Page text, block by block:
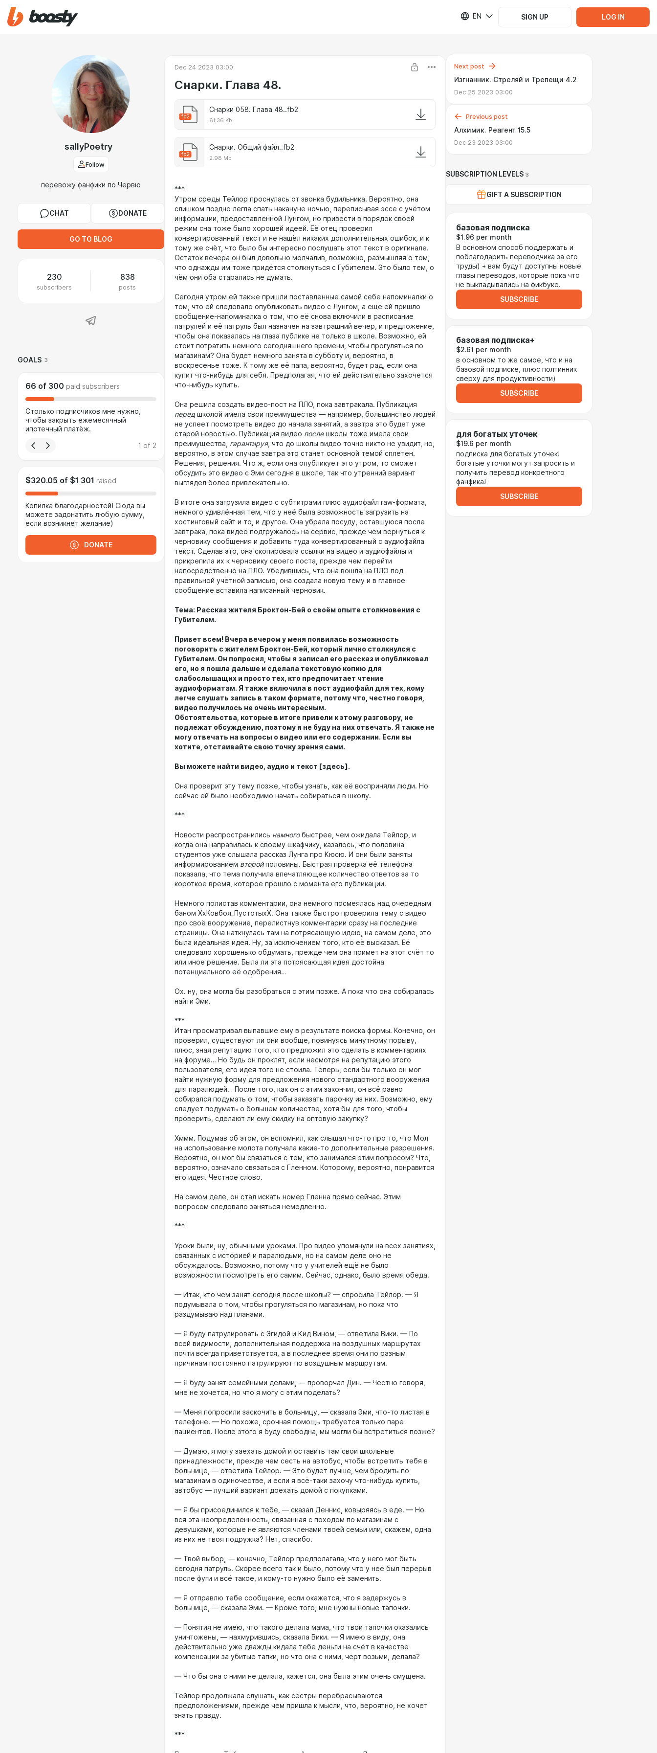
EN SIGN UP LOG IN
sallyPoetry
Follow
перевожу фанфики по Червю
CHAT DONATE
GO TO BLOG
230
subscribers
838
posts
GOALS 3
66 of 300 paid subscribers
Столько подписчиков мне нужно,
чтобы закрыть ежемесячный
ипотечный платёж.
1 of 2
$320.05 of $1 301 raised
Копилка благодарностей! Сюда вы
можете задонатить любую сумму,
если возникнет желание)
DONATE
Dec 24 2023 03:00
Снарки. Глава 48.
fb2
Снарки 058. Глава 48..fb2
61.36 Kb
fb2
Снарки. Общий файл..fb2
2.98 Mb
***
Утром среды Тейлор проснулась от звонка будильника. Вероятно, она
слишком поздно легла спать накануне ночью, переписывая эссе с учётом
информации, предоставленной Лунгом, но привести в порядок своей
режим сна тоже было хорошей идеей. Её отец проверил
конвертированный текст и не нашёл никаких дополнительных ошибок, и к
тому же счёт, что было бы интересно послушать этот текст в оригинале.
Остаток вечера он был довольно молчалив, возможно, размышляя о том,
что однажды им тоже придётся столкнуться с Губителем. Это было тем, о
чём они оба старались не думать.
Сегодня утром ей также пришли поставленные самой себе напоминалки о
том, что ей следовало опубликовать видео с Лунгом, а ещё ей пришло
сообщение-напоминалка о том, что её снова включили в расписание
патрулей и её патруль был назначен на завтрашний вечер, и предложение,
чтобы она показалась на глаза публике не только в школе. Возможно, ей
стоит потратить немного сегодняшнего времени, чтобы прогуляться по
магазинам? Она будет немного занята в субботу и, вероятно, в
воскресенье тоже. К тому же её папа, вероятно, будет рад, если она
купит что-нибудь для себя. Предполагая, что ей действительно захочется
что-нибудь купить.
Она решила создать видео-пост на ПЛО, пока завтракала. Публикация
перед школой имела свои преимущества — например, большинство людей
не успеет посмотреть видео до начала занятий, а завтра это будет уже
старой новостью. Публикация видео послешколы тоже имела свои
преимущества, гарантируя, что до школы видео точно никто не увидит, но,
вероятно, в этом случае завтра это станет основной темой сплетен.
Решения, решения. Что ж, если она опубликует это утром, то сможет
обсудить это видео с Эми сегодня в школе, так что утренний вариант
выглядел более привлекательно.
В итоге она загрузила видео с субтитрами плюс аудиофайл raw-формата,
немного удивлённая тем, что у неё была возможность загрузить на
хостинговый сайт и то, и другое. Она убрала посуду, оставшуюся после
завтрака, пока видео подгружалось на сервис, прежде чем вернуться к
черновику сообщения и добавить туда конвертированный с аудиофайла
текст. Сделав это, она скопировала ссылки на видео и аудиофайлы и
прикрепила их к черновику своего поста, прежде чем перейти
непосредственно на ПЛО. Убедившись, что она вошла на ПЛО под
правильной учётной записью, она создала новую тему и в главное
сообщение вставила написанный черновик.
Тема: Рассказ жителя Броктон-Бей о своём опыте столкновения с
Губителем.
Привет всем! Вчера вечером у меня появилась возможность
поговорить с жителем Броктон-Бей, который лично столкнулся с
Губителем. Он попросил, чтобы я записал его рассказ и опубликовал
его, но я пошла дальше и сделала текстовую копию для
слабослышащих и просто тех, кто предпочитает чтение
аудиоформатам. Я также включила в пост аудиофайл для тех, кому
легче слушать запись в таком формате, потому что, честно говоря,
видео получилось не очень интересным.
Обстоятельства, которые в итоге привели к этому разговору, не
подлежат обсуждению, поэтому я не буду на них отвечать. Я также не
могу отвечать на вопросы о видео или его содержании. Если вы
хотите, отстаивайте свою точку зрения сами.
Вы можете найти видео, аудио и текст [здесь].
Она проверит эту тему позже, чтобы узнать, как её восприняли люди. Но
сейчас ей было необходимо начать собираться в школу.
***
Новости распространились намногобыстрее, чем ожидала Тейлор, и
когда она направилась к своему шкафчику, казалось, что половина
студентов уже слышала рассказ Лунга про Кюсю. И они были заняты
информированием второйполовины. Быстрая проверка её телефона
показала, что тема получила впечатляющее количество ответов за то
короткое время, которое прошло с момента его публикации.
Немного полистав комментарии, она немного посмеялась над очередным
баном ХхКовбоя_ПустотыxX. Она также быстро проверила тему с видео
про своё вооружение, перелистнув комментарии сразу на последние
страницы. Она наткнулась там на потрясающую идею, на самом деле, это
была идеальная идея. Ну, за исключением того, кто её высказал. Её
следовало хорошенько обдумать, прежде чем она примет на этот счёт то
или иное решение. Была ли эта потрясающая идея достойна
потенциального её одобрения…
Ох. ну, она могла бы разобраться с этим позже. А пока что она собиралась
найти Эми.
***
Итан просматривал выпавшие ему в результате поиска формы. Конечно, он
проверил, существуют ли они вообще, повинуясь минутному порыву,
плюс, зная репутацию того, кто предложил это сделать в комментариях
на форуме… Но будь он проклят, если несмотря на репутацию этого
пользователя, его идея того не стоила. Теперь, если бы только он мог
найти нужную форму для предложения нового стандартного вооружения
для паралюдей… После того, как он с этим закончит, он всё равно
собирался подумать о том, чтобы заказать парочку из них. Возможно, ему
следует подумать о большем количестве, хотя бы для того, чтобы
проверить, сделают ли ему скидку на оптовую закупку?
Хммм. Подумав об этом, он вспомнил, как слышал что-то про то, что Мол
на использование молота получала какие-то дополнительные разрешения.
Вероятно, он мог бы связаться с тем, кто занимался этим вопросом? Что,
вероятно, означало связаться с Гленном. Которому, вероятно, понравится
его идея. Честное слово.
На самом деле, он стал искать номер Гленна прямо сейчас. Этим
вопросом следовало заняться немедленно.
***
Уроки были, ну, обычными уроками. Про видео упомянули на всех занятиях,
связанных с историей и паралюдьми, но на самом деле оно не
обсуждалось. Возможно, потому что у учителей ещё не было
возможности посмотреть его самим. Сейчас, однако, было время обеда.
— Итак, кто чем занят сегодня после школы? — спросила Тейлор. — Я
подумывала о том, чтобы прогуляться по магазинам, но пока что
раздумываю над планами.
— Я буду патрулировать с Эгидой и Кид Вином, — ответила Вики. — По
всей видимости, дополнительная поддержка на воздушных маршрутах
почти всегда приветствуется, а в последнее время они по разным
причинам постоянно патрулируют по воздушным маршрутам.
— Я буду занят семейными делами, — проворчал Дин. — Честно говоря,
мне не хочется, но что я могу с этим поделать?
— Меня попросили заскочить в больницу, — сказала Эми, что-то листая в
телефоне. — Но похоже, срочная помощь требуется только паре
пациентов. После этого я буду свободна, мы могли бы встретиться позже?
— Думаю, я могу заехать домой и оставить там свои школьные
принадлежности, прежде чем сесть на автобус, чтобы встретить тебя в
больнице, — ответила Тейлор. — Это будет лучше, чем бродить по
магазинам в одиночестве, и если я всё-таки захочу что-нибудь купить,
автобус — лучший вариант доехать домой с покупками.
— Я бы присоединился к тебе, — сказал Деннис, ковыряясь в еде. — Но
вся эта неопределённость, связанная с походом по магазинам с
девушками, которые не являются членами твоей семьи или, скажем, одна
из них не твоя подружка? Нет, спасибо.
— Твой выбор, — конечно, Тейлор предполагала, что у него мог быть
сегодня патруль. Скорее всего так и было, потому что у неё был перерыв
после фуги и всё такое, и кому-то нужно было её заменить.
— Я отправлю тебе сообщение, если окажется, что я задержусь в
больнице, — сказала Эми. — Кроме того, мне нужны новые тапочки.
— Понятия не имею, что такого делала мама, что твои тапочки оказались
уничтожены, — нахмурившись, сказала Вики. — Я имею в виду, она
действительно уже дважды кидала тебе деньги на счёт в качестве
компенсации за убитые тапки, но что она с ними, чёрт возьми, делала?
— Что бы она с ними не делала, кажется, она была этим очень смущена.
Тейлор продолжала слушать, как сёстры перебрасываются
предположениями, прежде чем пришла к мысли, что, вероятно, не хочет
знать правду.
***
Next post
Изгнанник. Стреляй и Трепещи 4.2
Dec 25 2023 03:00
Previous post
Алхимик. Реагент 15.5
Dec 23 2023 03:00
SUBSCRIPTION LEVELS 3
GIFT A SUBSCRIPTION
базовая подписка
$1.96 per month
В основном способ поддержать и
поблагодарить переводчика за его
труды) + вам будут доступны новые
главы переводов, которые пока что
не выкладывались на фикбуке.
SUBSCRIBE
базовая подписка+
$2.61 per month
в основном то же самое, что и на
базовой подписке, плюс полтинник
сверху для продуктивности)
SUBSCRIBE
для богатых уточек
$19.6 per month
подписка для богатых уточек!
богатые уточки могут запросить и
получить перевод конкретного
фанфика!
SUBSCRIBE